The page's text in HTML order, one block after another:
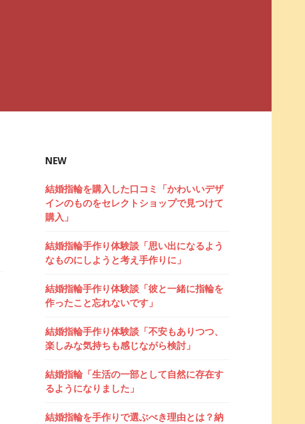
NEW
結婚指輪を購入した口コミ「かわいいデザ
インのものをセレクトショップで見つけて
購入」
結婚指輪手作り体験談「思い出になるよう
なものにしようと考え手作りに」
結婚指輪手作り体験談「彼と一緒に指輪を
作ったこと忘れないです」
結婚指輪手作り体験談「不安もありつつ、
楽しみな気持ちも感じながら検討」
結婚指輪「生活の一部として自然に存在す
るようになりました」
結婚指輪を手作りで選ぶべき理由とは？納